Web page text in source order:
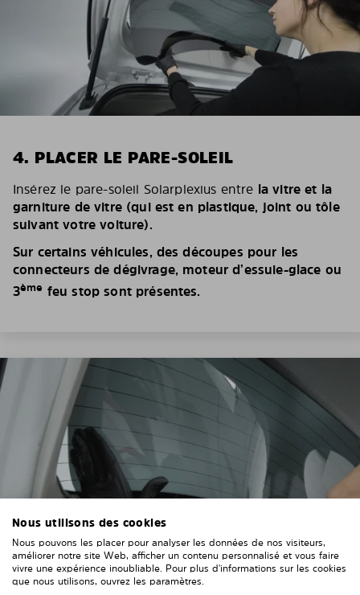
4. PLACER LE PARE-SOLEIL
Insérez le pare-soleil Solarplexius entre la vitre et la
garniture de vitre (qui est en plastique, joint ou tôle
suivant votre voiture).
Sur certains véhicules, des découpes pour les
connecteurs de dégivrage, moteur d’essuie-glace ou
3ème feu stop sont présentes.
Nous utilisons des cookies
Nous pouvons les placer pour analyser les données de nos visiteurs,
améliorer notre site Web, afficher un contenu personnalisé et vous faire
vivre une expérience inoubliable. Pour plus d'informations sur les cookies
que nous utilisons, ouvrez les paramètres.